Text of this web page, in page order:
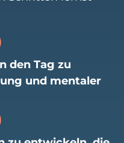
den Tag zu
und mentaler